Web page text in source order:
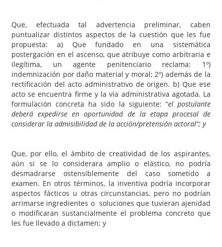
Que, efectuada tal advertencia preliminar, caben
puntualizar distintos aspectos de la cuestión que les fue
propuesta: a) Que fundado en una sistemática
postergación en el ascenso, que atribuye como arbitraria e
ilegítima, un agente penitenciario reclama: 1º)
indemnización por daño material y moral; 2º) además de la
rectificación del acto administrativo de origen. b) Que ese
acto se encuentra firme y la vía administrativa agotada. La
formulación concreta ha sido la siguiente: “el postulante
deberá expedirse en oportunidad de la etapa procesal de
considerar la admisibilidad de la acción/pretensión actoral”; y
Que, por ello, el ámbito de creatividad de los aspirantes,
aún si se lo considerara amplio o elástico, no podría
desmadrarse ostensiblemente del caso sometido a
examen. En otros términos, la inventiva podría incorporar
aspectos fácticos u otras circunstancias, pero no podrían
arrimarse ingredientes o soluciones que tuvieran ajenidad
o modificaran sustancialmente el problema concreto que
les fue llevado a dictamen; y